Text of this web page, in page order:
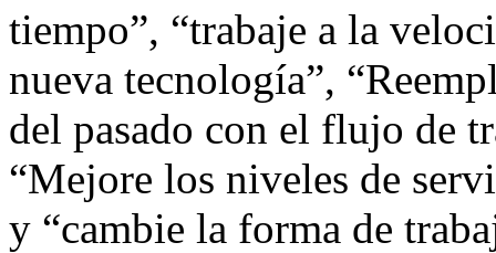
tiempo”, “trabaje a la
nueva tecnología”,
del pasado con el flujo de
“Mejore los niveles de
y “cambie la forma de